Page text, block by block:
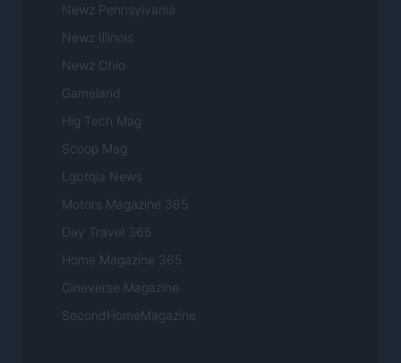
Newz Pennsylvania
Newz Illinois
Newz Ohio
Gameland
Hig Tech Mag
Scoop Mag
Lgbtqia News
Motors Magazine 365
Day Travel 365
Home Magazine 365
Cineverse Magazine
SecondHomeMagazine